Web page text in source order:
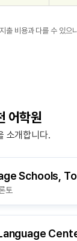
출 비용과 다를 수 있으
어학원
소개합니다.
Schools,
토